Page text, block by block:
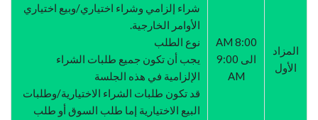
المزاد
الأول
8:00 AM
الى 9:00
AM
شراء إلزامي وشراء اختياري/وبيع اختياري
الأوامر الخارجية.
نوع الطلب
يجب أن تكون جميع طلبات الشراء
الإلزامية في هذه الجلسة
قد تكون طلبات الشراء الاختيارية/وطلبات
البيع الاختيارية إما طلب السوق أو طلب